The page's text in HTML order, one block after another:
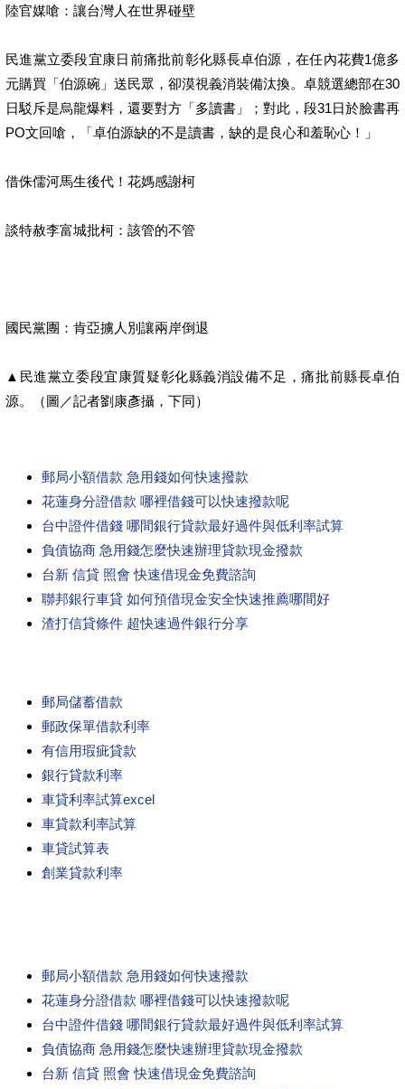
陸官媒嗆：讓台灣人在世界碰壁
民進黨立委段宜康日前痛批前彰化縣長卓伯源，在任內花費1億多
元購買「伯源碗」送民眾，卻漠視義消裝備汰換。卓競選總部在30
日駁斥是烏龍爆料，還要對方「多讀書」；對此，段31日於臉書再
PO文回嗆，「卓伯源缺的不是讀書，缺的是良心和羞恥心！」
借侏儒河馬生後代！花媽感謝柯
談特赦李富城批柯：該管的不管
國民黨團：肯亞擄人別讓兩岸倒退
▲民進黨立委段宜康質疑彰化縣義消設備不足，痛批前縣長卓伯
源。（圖／記者劉康彥攝，下同）
郵局小額借款 急用錢如何快速撥款
花蓮身分證借款 哪裡借錢可以快速撥款呢
台中證件借錢 哪間銀行貸款最好過件與低利率試算
負債協商 急用錢怎麼快速辦理貸款現金撥款
台新 信貸 照會 快速借現金免費諮詢
聯邦銀行車貸 如何預借現金安全快速推薦哪間好
渣打信貸條件 超快速過件銀行分享
郵局儲蓄借款
郵政保單借款利率
有信用瑕疵貸款
銀行貸款利率
車貸利率試算excel
車貸款利率試算
車貸試算表
創業貸款利率
郵局小額借款 急用錢如何快速撥款
花蓮身分證借款 哪裡借錢可以快速撥款呢
台中證件借錢 哪間銀行貸款最好過件與低利率試算
負債協商 急用錢怎麼快速辦理貸款現金撥款
台新 信貸 照會 快速借現金免費諮詢